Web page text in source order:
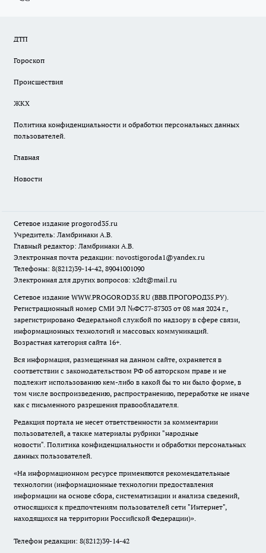
ДТП
Гороскоп
Происшествия
ЖКХ
Политика конфиденциальности и обработки персональных данных
пользователей.
Главная
Новости
Сетевое издание progorod35.ru
Учредитель: Ламбринаки А.В.
Главный редактор: Ламбринаки А.В.
Электронная почта редакции: novostigoroda1@yandex.ru
Телефоны: 8(8212)39-14-42, 89041001090
Электронная для других вопросов: x2dt@mail.ru
Сетевое издание WWW.PROGOROD35.RU (ВВВ.ПРОГОРОД35.РУ).
Регистрационный номер СМИ ЭЛ №ФС77-87303 от 08 мая 2024 г.,
зарегистрировано Федеральной службой по надзору в сфере связи,
информационных технологий и массовых коммуникаций.
Возрастная категория сайта 16+.
Вся информация, размещенная на данном сайте, охраняется в
соответствии с законодательством РФ об авторском праве и не
подлежит использованию кем-либо в какой бы то ни было форме, в
том числе воспроизведению, распространению, переработке не иначе
как с письменного разрешения правообладателя.
Редакция портала не несет ответственности за комментарии
пользователей, а также материалы рубрики "народные
новости". Политика конфиденциальности и обработки персональных
данных пользователей.
«На информационном ресурсе применяются рекомендательные
технологии (информационные технологии предоставления
информации на основе сбора, систематизации и анализа сведений,
относящихся к предпочтениям пользователей сети "Интернет",
находящихся на территории Российской Федерации)».
Телефон редакции: 8(8212)39-14-42